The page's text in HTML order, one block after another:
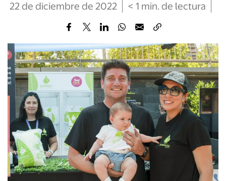
22 de diciembre de 2022 < 1 min. de lectura